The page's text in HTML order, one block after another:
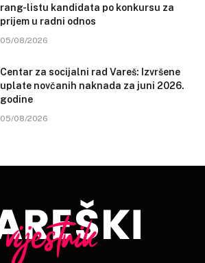
rang-listu kandidata po konkursu za
prijem u radni odnos
05/08/2026
Centar za socijalni rad Vareš: Izvršene
uplate novčanih naknada za juni 2026.
godine
05/08/2026